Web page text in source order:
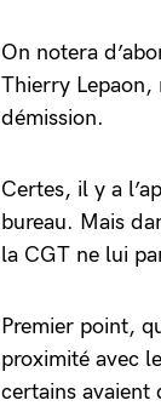
On notera
Thierry Lepaon,
démission.
Certes, il y a
bureau. Mais
la CGT ne lui
Premier point,
proximité avec
certains avaient